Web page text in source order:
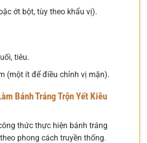
ớt bột, tùy theo khẩu vị).
tiêu.
(một ít để điều chỉnh vị mặn).
Bánh Tráng Trộn Yết Kiêu
thức thực hiện bánh tráng
phong cách truyền thống.